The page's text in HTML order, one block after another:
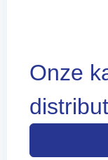
Onze